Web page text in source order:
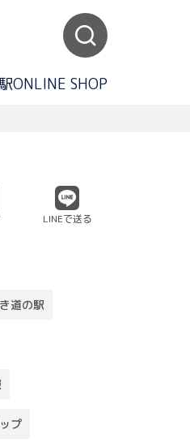
ONLINE SHOP
LINEで送る
道の駅
プ